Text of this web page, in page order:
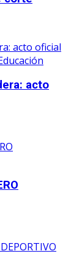
acto